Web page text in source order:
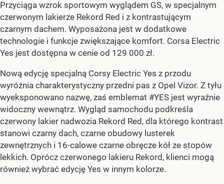
Przyciąga wzrok sportowym wyglądem GS, w specjalnym
czerwonym lakierze Rekord Red i z kontrastującym
czarnym dachem. Wyposażona jest w dodatkowe
technologie i funkcje zwiększające komfort. Corsa Electric
Yes jest dostępna w cenie od 129 000 zł.
Nową edycję specjalną Corsy Electric Yes z przodu
wyróżnia charakterystyczny przedni pas z Opel Vizor. Z tyłu
wyeksponowano nazwę, zaś emblemat #YES jest wyraźnie
widoczny wewnątrz. Wygląd samochodu podkreśla
czerwony lakier nadwozia Rekord Red, dla którego kontrast
stanowi czarny dach, czarne obudowy lusterek
zewnętrznych i 16-calowe czarne obręcze kół ze stopów
lekkich. Oprócz czerwonego lakieru Rekord, klienci mogą
również wybrać edycję Yes w innym kolorze.